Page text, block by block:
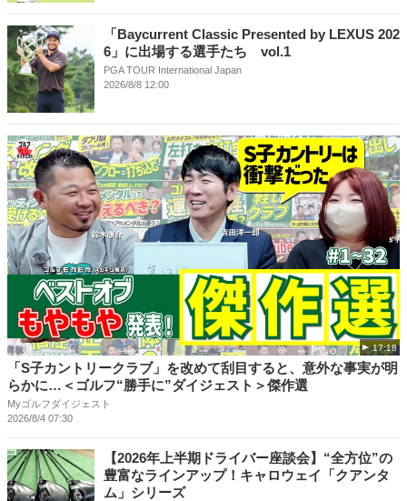
「Baycurrent Classic Presented by LEXUS 202
6」に出場する選手たち vol.1
PGA TOUR International Japan
2026/8/8 12:00
17:18
「S子カントリークラブ」を改めて刮目すると、意外な事実が明
らかに…＜ゴルフ“勝手に”ダイジェスト＞傑作選
Myゴルフダイジェスト
2026/8/4 07:30
【2026年上半期ドライバー座談会】“全方位”の
豊富なラインアップ！キャロウェイ「クアンタ
ム」シリーズ